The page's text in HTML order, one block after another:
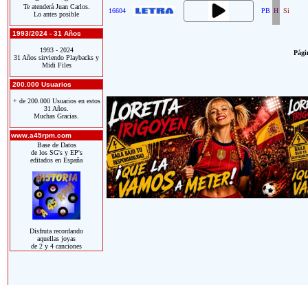
Te atenderá Juan Carlos.
Lo antes posible
1993/2024 - 31 Años
1993 - 2024
31 Años sirviendo Playbacks y
Midi Files
200.000 Usuarios
+ de 200.000 Usuarios en estos
31 Años.
Muchas Gracias.
www.a45rpm.com
Base de Datos
de los SG's y EP's
editados en España
Disfruta recordando
aquellas joyas
de 2 y 4 canciones
16604 PB H Si